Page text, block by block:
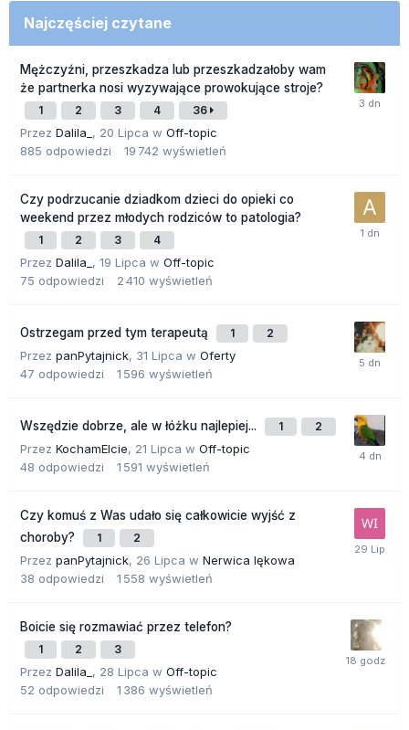
Najczęściej czytane
Mężczyźni, przeszkadza lub przeszkadzałoby wam
że partnerka nosi wyzywające prowokujące stroje?
1 2 3 4 36
Przez Dalila_ , 20 Lipca w Off-topic
885 odpowiedzi 19 742 wyświetleń
Czy podrzucanie dziadkom dzieci do opieki co
weekend przez młodych rodziców to patologia?
1 2 3 4
Przez Dalila_ , 19 Lipca w Off-topic
75 odpowiedzi 2 410 wyświetleń
Ostrzegam przed tym terapeutą 1 2
Przez panPytajnick, 31 Lipca w Oferty
47 odpowiedzi 1 596 wyświetleń
Wszędzie dobrze, ale w łóżku najlepiej... 1 2
Przez KochamElcie, 21 Lipca w Off-topic
48 odpowiedzi 1 591 wyświetleń
Czy komuś z Was udało się całkowicie wyjść z
choroby?
1 2
Przez panPytajnick, 26 Lipca w Nerwica lękowa
38 odpowiedzi 1 558 wyświetleń
Boicie się rozmawiać przez telefon?
1 2 3
Przez Dalila_ , 28 Lipca w Off-topic
52 odpowiedzi 1 386 wyświetleń